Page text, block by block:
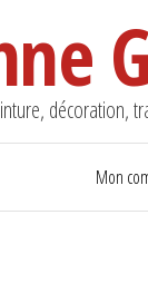
décoration,
Mon